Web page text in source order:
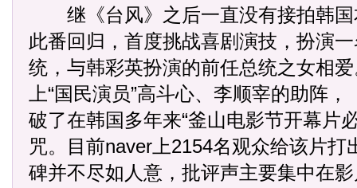
继《台风》之后一直没有接拍韩国
此番回归，首度挑战喜剧演技，扮演
统，与韩彩英扮演的前任总统之女相
上“国民演员”高斗心、李顺宰的助阵
破了在韩国多年来“釜山电影节开幕片
咒。目前naver上2154名观众给该片打
碑并不尽如人意，批评声主要集中在